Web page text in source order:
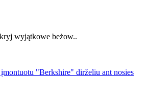
wyjątkowe beżow..